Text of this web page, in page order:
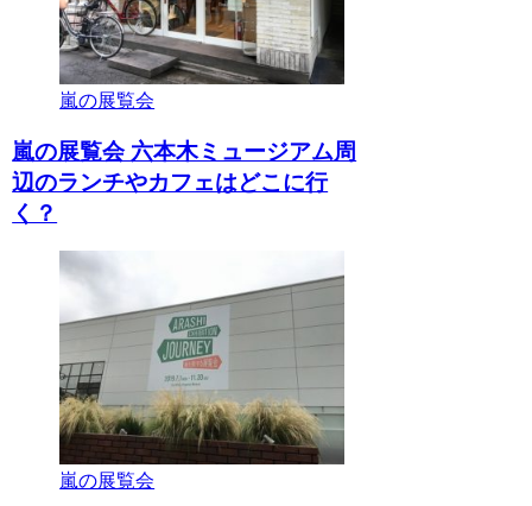
嵐の展覧会
嵐の展覧会 六本木ミュージアム周
辺のランチやカフェはどこに行
く？
嵐の展覧会